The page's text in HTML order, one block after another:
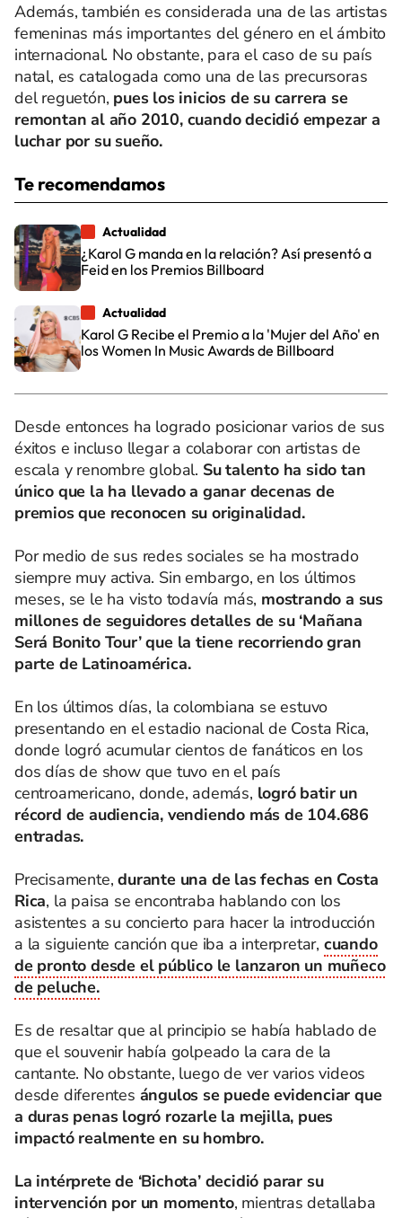
Además, también es considerada una de las artistas
femeninas más importantes del género en el ámbito
internacional. No obstante, para el caso de su país
natal, es catalogada como una de las precursoras
del reguetón, pues los inicios de su carrera se
remontan al año 2010, cuando decidió empezar a
luchar por su sueño.
Te recomendamos
Actualidad
¿Karol G manda en la relación? Así presentó a
Feid en los Premios Billboard
Actualidad
Karol G Recibe el Premio a la 'Mujer del Año' en
los Women In Music Awards de Billboard
Desde entonces ha logrado posicionar varios de sus
éxitos e incluso llegar a colaborar con artistas de
escala y renombre global. Su talento ha sido tan
único que la ha llevado a ganar decenas de
premios que reconocen su originalidad.
Por medio de sus redes sociales se ha mostrado
siempre muy activa. Sin embargo, en los últimos
meses, se le ha visto todavía más, mostrando a sus
millones de seguidores detalles de su ‘Mañana
Será Bonito Tour’ que la tiene recorriendo gran
parte de Latinoamérica.
En los últimos días, la colombiana se estuvo
presentando en el estadio nacional de Costa Rica,
donde logró acumular cientos de fanáticos en los
dos días de show que tuvo en el país
centroamericano, donde, además, logró batir un
récord de audiencia, vendiendo más de 104.686
entradas.
Precisamente,durante una de las fechas en Costa
Rica, la paisa se encontraba hablando con los
asistentes a su concierto para hacer la introducción
a la siguiente canción que iba a interpretar, cuando
de pronto desde el público le lanzaron un muñeco
de peluche.
Es de resaltar que al principio se había hablado de
que el souvenir había golpeado la cara de la
cantante. No obstante, luego de ver varios videos
desde diferentes ángulos se puede evidenciar que
a duras penas logró rozarle la mejilla, pues
impactó realmente en su hombro.
La intérprete de ‘Bichota’ decidió parar su
intervención por un momento, mientras detallaba